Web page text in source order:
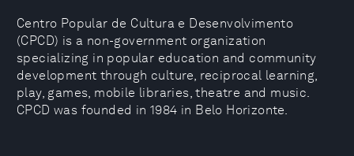
Centro Popular de Cultura e Desenvolvimento
(CPCD) is a non-government organization
specializing in popular education and community
development through culture, reciprocal learning,
play, games, mobile libraries, theatre and music.
CPCD was founded in 1984 in Belo Horizonte.